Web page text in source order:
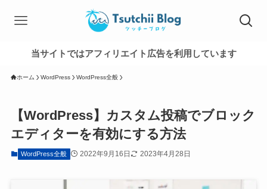
当サイトではアフィリエイト広告を利用しています
ホーム WordPress WordPress全般
【WordPress】カスタム投稿でブロック
エディターを有効にする方法
WordPress全般 2022年9月16日 2023年4月28日